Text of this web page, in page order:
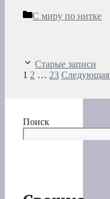
Рубрики
С миру по нитке
Старые записи
Страница
1 Страница
2 … Страница
23 Следующая
Поиск